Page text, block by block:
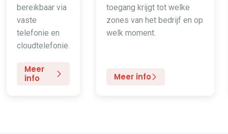
bereikbaar via
vaste
telefonie en
cloudtelefonie.
Meer
info
toegang krijgt tot welke
zones van het bedrijf en op
welk moment.
Meer info